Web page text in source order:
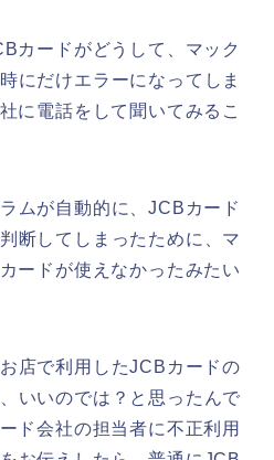
カードがどうして、マック
にだけエラーになってしま
に電話をして聞いてみるこ
ムが自動的に、JCBカード
断してしまったために、マ
ードが使えなかったみたい
店で利用したJCBカードの
いいのでは？と思ったんで
ド会社の担当者に不正利用